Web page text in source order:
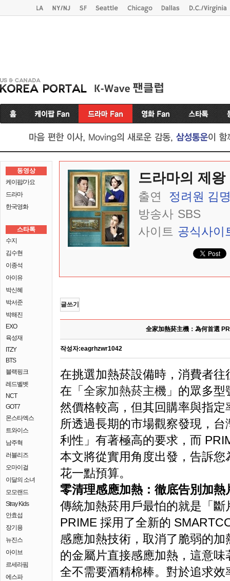
동영상
케이팝/가요
드라마
한국영화
스타톡
수지
김수현
이종석
아이유
박신혜
박서준
박해진
EXO
육성재
ITZY
BTS
블랙핑크
레드벨벳
NCT
GOT7
몬스타엑스
트와이스
남주혁
러블리즈
오마이걸
이달의 소녀
모모랜드
Stray Kids
안효섭
장기용
뉴진스
아이브
르세라핌
에스파
드라마의 제왕
출연
정려원 김
방송사 SBS
사이트 공식사이
글쓰기
全家加熱菸主機：為何首選
작성자:eagrhzwr1042
在挑選加熱菸設備時，消費者
在「全家加熱菸主機 」的眾多
然價格較高，但其回購率與指
所透過長期的市場觀察發現，
利性」有著極高的要求，而
本文將從實用角度出發，告訴
花一點預算。
零清理感應加熱：徹底告別加熱
傳統加熱菸用戶最怕的就是「
PRIME 採用了全新的
感應加熱技術，取消了脆弱的
的金屬片直接感應加熱，這意
全不需要酒精棉棒。對於追求效